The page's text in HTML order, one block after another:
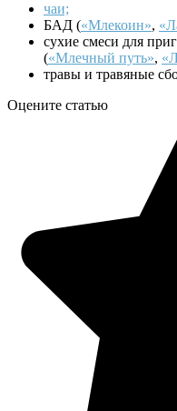
чаи;
БАД («Млекоин»,
сухие смеси для
(«Млечный путь»,
травы и травяные
Оцените статью